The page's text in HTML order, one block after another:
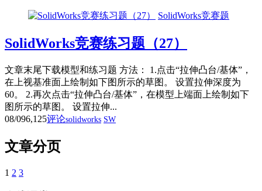
SolidWorks竞赛题
SolidWorks竞赛练习题（27）
文章末尾下载模型和练习题 方法： 1.点击“拉伸凸台/基体”，
在上视基准面上绘制如下图所示的草图。 设置拉伸深度为
60。 2.再次点击“拉伸凸台/基体”，在模型上端面上绘制如下
图所示的草图。 设置拉伸...
08/096,125评论solidworks SW
文章分页
1 2 3